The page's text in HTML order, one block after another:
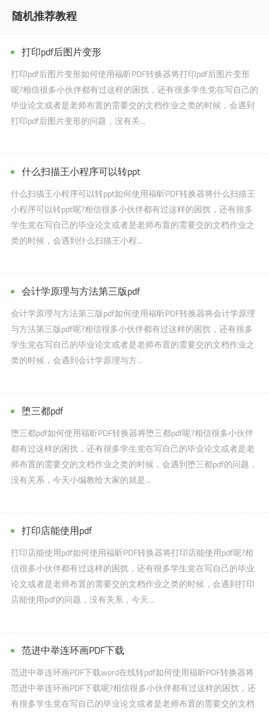
随机推荐教程
打印pdf后图片变形
打印pdf后图片变形如何使用福昕PDF转换器将打印pdf后图片变形
呢?相信很多小伙伴都有过这样的困扰，还有很多学生党在写自己的
毕业论文或者是老师布置的需要交的文档作业之类的时候，会遇到
打印pdf后图片变形的问题，没有关...
什么扫描王小程序可以转ppt
什么扫描王小程序可以转ppt如何使用福昕PDF转换器将什么扫描王
小程序可以转ppt呢?相信很多小伙伴都有过这样的困扰，还有很多
学生党在写自己的毕业论文或者是老师布置的需要交的文档作业之
类的时候，会遇到什么扫描王小程...
会计学原理与方法第三版pdf
会计学原理与方法第三版pdf如何使用福昕PDF转换器将会计学原理
与方法第三版pdf呢?相信很多小伙伴都有过这样的困扰，还有很多
学生党在写自己的毕业论文或者是老师布置的需要交的文档作业之
类的时候，会遇到会计学原理与方...
堕三都pdf
堕三都pdf如何使用福昕PDF转换器将堕三都pdf呢?相信很多小伙伴
都有过这样的困扰，还有很多学生党在写自己的毕业论文或者是老
师布置的需要交的文档作业之类的时候，会遇到堕三都pdf的问题，
没有关系，今天小编教给大家的就是...
打印店能使用pdf
打印店能使用pdf如何使用福昕PDF转换器将打印店能使用pdf呢?相
信很多小伙伴都有过这样的困扰，还有很多学生党在写自己的毕业
论文或者是老师布置的需要交的文档作业之类的时候，会遇到打印
店能使用pdf的问题，没有关系，今天...
范进中举连环画PDF下载
范进中举连环画PDF下载word在线转pdf如何使用福昕PDF转换器将
范进中举连环画PDF下载呢?相信很多小伙伴都有过这样的困扰，还
有很多学生党在写自己的毕业论文或者是老师布置的需要交的文档